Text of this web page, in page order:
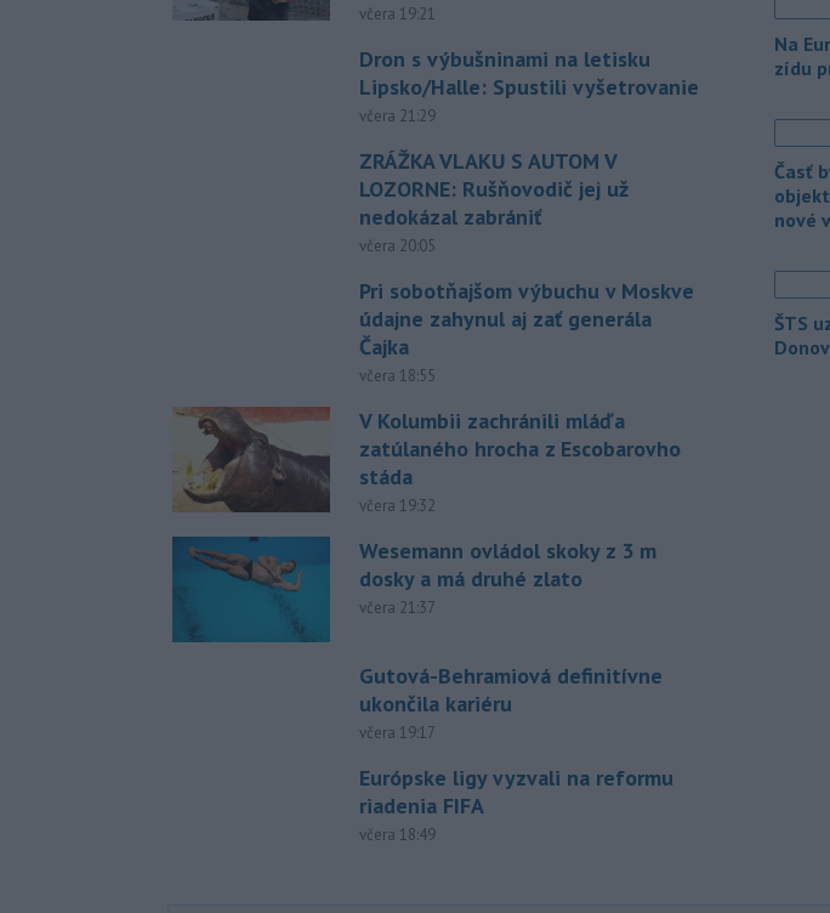
včera 19:21
Dron s výbušninami na letisku
Lipsko/Halle: Spustili vyšetrovanie
včera 21:29
ZRÁŽKA VLAKU S AUTOM V
LOZORNE: Rušňovodič jej už
nedokázal zabrániť
včera 20:05
Pri sobotňajšom výbuchu v Moskve
údajne zahynul aj zať generála
Čajka
včera 18:55
V Kolumbii zachránili mláďa
zatúlaného hrocha z Escobarovho
stáda
včera 19:32
Wesemann ovládol skoky z 3 m
dosky a má druhé zlato
včera 21:37
Gutová-Behramiová definitívne
ukončila kariéru
včera 19:17
Európske ligy vyzvali na reformu
riadenia FIFA
včera 18:49
vládny
20:02 -
19:29 -
rieky
Na
zídu
Časť
nové
ŠTS